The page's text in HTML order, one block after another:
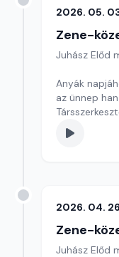
2026. 05.
Zene-
Juhász Előd
Anyák
az ünnep
2026. 04.
Zene-
Juhász Előd